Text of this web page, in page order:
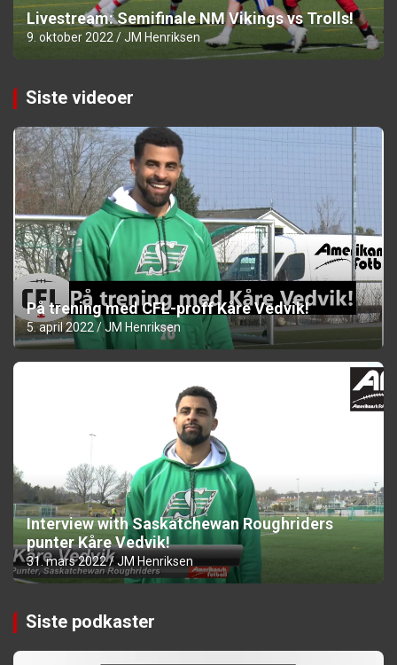
Livestream: Semifinale NM Vikings vs Trolls!
9. oktober 2022 JM Henriksen
Siste videoer
På trening med CFL-proff Kåre Vedvik!
5. april 2022 JM Henriksen
Interview with Saskatchewan Roughriders
punter Kåre Vedvik!
31. mars 2022 JM Henriksen
Siste podkaster